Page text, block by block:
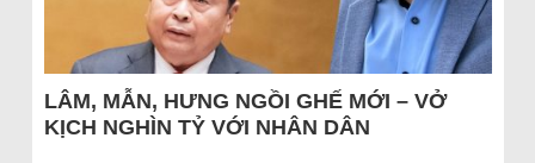
LÂM, MẪN, HƯNG NGỒI GHẾ MỚI – VỞ
KỊCH NGHÌN TỶ VỚI NHÂN DÂN